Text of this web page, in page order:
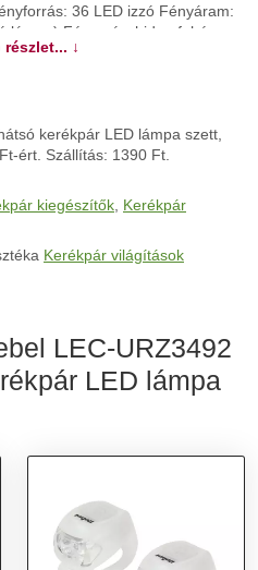
36 LED izzó Fényáram:
lámpa) Fényszín: hideg fehér
Működési módok: 100% / 50% /
3,7 V 300 mAh Töltési
lámpa, hátsó lámpa, mikro
részlet... ↓
kerékpár LED lámpa szett,
ért. Szállítás: 1390 Ft.
kiegészítők Kerékpár
Kerékpár világítások
LEC-URZ3492
LED lámpa